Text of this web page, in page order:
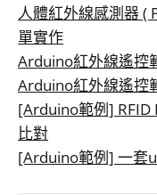
人體紅外線感測器 (
單實作
Arduino紅外線遙控
Arduino紅外線遙控
[Arduino範例] RFID
比對
[Arduino範例] 一套